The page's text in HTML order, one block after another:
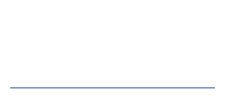
年7月7日（火）～日本テレビほかキ